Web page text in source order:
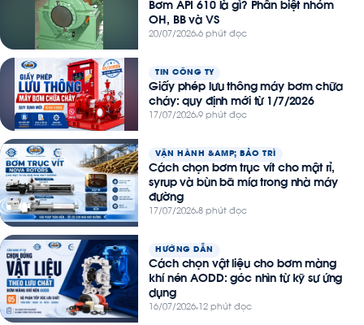
Bơm API 610 là gì? Phân biệt nhóm
OH, BB và VS
20/07/2026 6 phút đọc
TIN CÔNG TY
Giấy phép lưu thông máy bơm chữa
cháy: quy định mới từ 1/7/2026
17/07/2026 9 phút đọc
VẬN HÀNH &AMP; BẢO TRÌ
Cách chọn bơm trục vít cho mật rỉ,
syrup và bùn bã mía trong nhà máy
đường
17/07/2026 8 phút đọc
HƯỚNG DẪN
Cách chọn vật liệu cho bơm màng
khí nén AODD: góc nhìn từ kỹ sư ứng
dụng
16/07/2026 12 phút đọc